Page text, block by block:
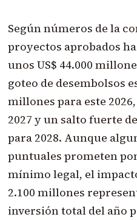
Según números de la
proyectos aprobados
unos US$ 44.000
goteo de desembolsos
millones para este
2027 y un salto fuerte
para 2028. Aunque
puntuales prometen
mínimo legal, el
2.100 millones
inversión total del año